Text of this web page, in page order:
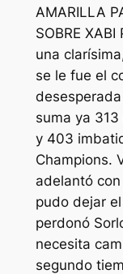
AMARILLA
SOBRE
una
se le fue el
suma ya
y 403
Champions.
adelantó
pudo dejar
perdonó
necesita
segundo